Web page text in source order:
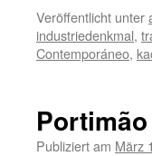
Veröffentlicht unter
industriedenkmal,
Contemporáneo,
Publiziert am März